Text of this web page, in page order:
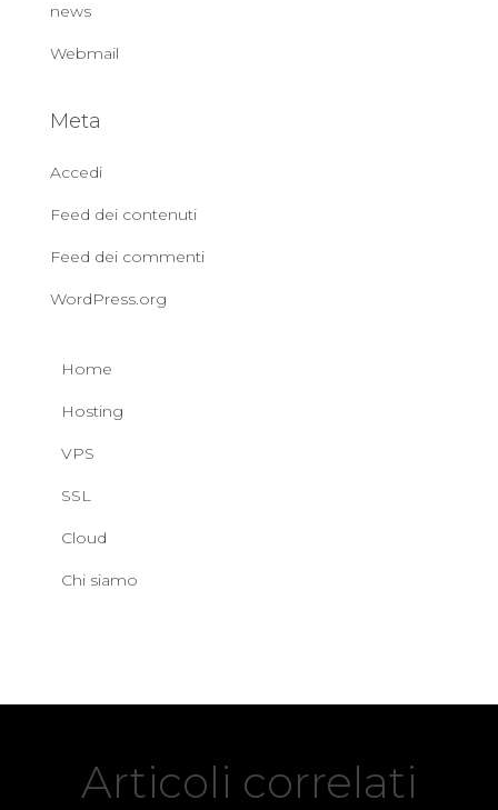
news
Webmail
Meta
Accedi
Feed dei contenuti
Feed dei commenti
WordPress.org
Home
Hosting
VPS
SSL
Cloud
Chi siamo
Articoli correlati